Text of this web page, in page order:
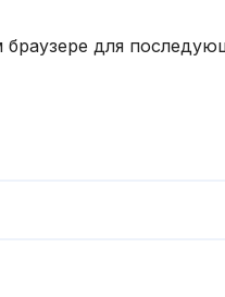
для